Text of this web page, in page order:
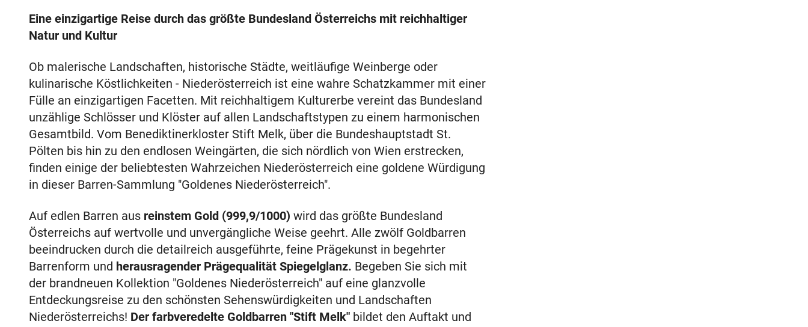
Eine einzigartige Reise durch das größte Bundesland Österreichs mit reichhaltiger
Natur und Kultur
Ob malerische Landschaften, historische Städte, weitläufige Weinberge oder
kulinarische Köstlichkeiten - Niederösterreich ist eine wahre Schatzkammer mit einer
Fülle an einzigartigen Facetten. Mit reichhaltigem Kulturerbe vereint das Bundesland
unzählige Schlösser und Klöster auf allen Landschaftstypen zu einem harmonischen
Gesamtbild. Vom Benediktinerkloster Stift Melk, über die Bundeshauptstadt St.
Pölten bis hin zu den endlosen Weingärten, die sich nördlich von Wien erstrecken,
finden einige der beliebtesten Wahrzeichen Niederösterreich eine goldene Würdigung
in dieser Barren-Sammlung "Goldenes Niederösterreich".
Auf edlen Barren aus reinstem Gold (999,9/1000) wird das größte Bundesland
Österreichs auf wertvolle und unvergängliche Weise geehrt. Alle zwölf Goldbarren
beeindrucken durch die detailreich ausgeführte, feine Prägekunst in begehrter
Barrenform und herausragender Prägequalität Spiegelglanz. Begeben Sie sich mit
der brandneuen Kollektion "Goldenes Niederösterreich" auf eine glanzvolle
Entdeckungsreise zu den schönsten Sehenswürdigkeiten und Landschaften
Niederösterreichs! Der farbveredelte Goldbarren "Stift Melk" bildet den Auftakt und